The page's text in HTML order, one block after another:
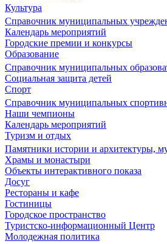
Культура
Справочник муниципальных
Календарь мероприятий
Городские премии и конкурсы
Образование
Справочник муниципальных
Социальная защита детей
Спорт
Справочник муниципальных
Наши чемпионы
Календарь мероприятий
Туризм и отдых
Памятники истории и архитектуры,
Храмы и монастыри
Объекты интерактивного показа
Досуг
Рестораны и кафе
Гостиницы
Городское пространство
Туристско-информационный Центр
Молодежная политика